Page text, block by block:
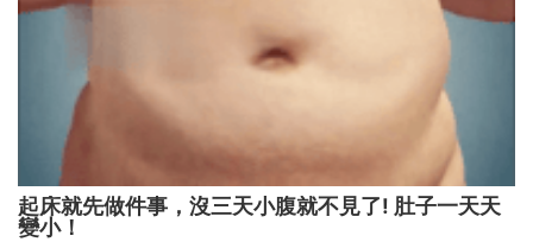
起床就先做件事，沒三天小腹就不見了! 肚子一天天
變小！